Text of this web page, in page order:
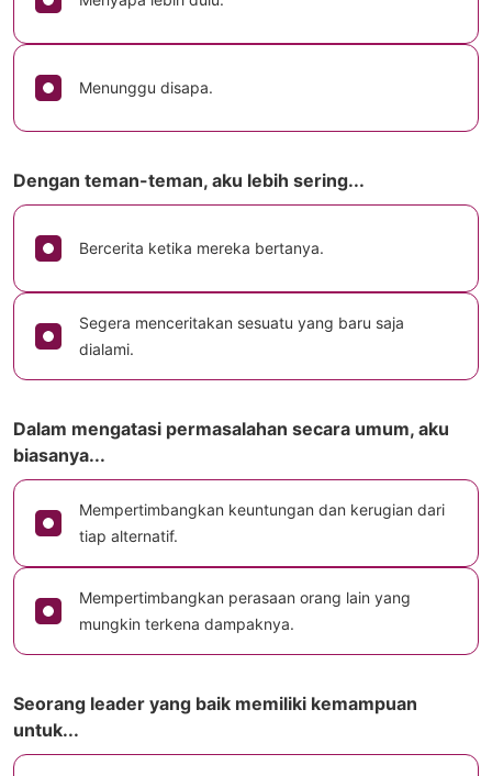
Menunggu disapa.
Dengan teman-teman, aku lebih sering...
Bercerita ketika mereka bertanya.
Segera menceritakan sesuatu yang baru saja
dialami.
Dalam mengatasi permasalahan secara umum, aku
biasanya...
Mempertimbangkan keuntungan dan kerugian dari
tiap alternatif.
Mempertimbangkan perasaan orang lain yang
mungkin terkena dampaknya.
Seorang leader yang baik memiliki kemampuan
untuk...